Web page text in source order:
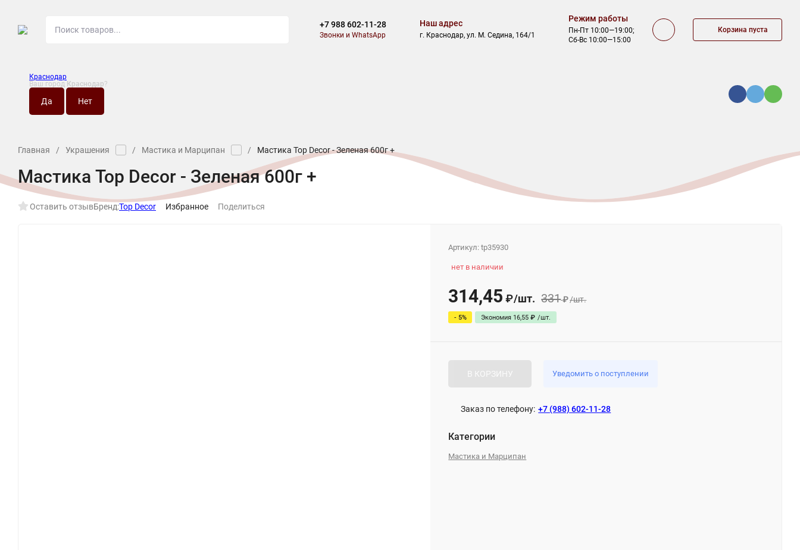
+7 988 602-11-28
Звонки и WhatsApp
Наш адрес
г. Краснодар, ул. М. Седина, 164/1
Режим работы
Пн-Пт 10:00—19:00;
Сб-Вс 10:00—15:00
Корзина пуста
Краснодар
Ваш город Краснодар?
Главная / Украшения / Мастика и Марципан / Мастика Top Decor - Зеленая 600г +
Мастика Top Decor - Зеленая 600г +
Оставить отзывБренд:Top Decor Избранное Поделиться
Артикул:tp35930
нет в наличии
314,45 ₽/шт. 331₽/шт.
- 5% Экономия 16,55 ₽ /шт.
В КОРЗИНУ Уведомить о поступлении
Заказ по телефону: +7 (988) 602-11-28
Категории
Мастика и Марципан